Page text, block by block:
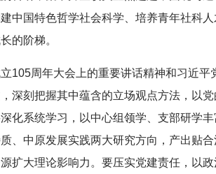
中国特色哲学社会科学、培养青年社科
的阶梯。
105周年大会上的重要讲话精神和习近
深刻把握其中蕴含的立场观点方法，以
化系统学习，以中心组领学、支部研学
、中原发展实践两大研究方向，产出贴
扩大理论影响力。要压实党建责任，以